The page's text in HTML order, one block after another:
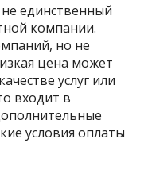
единственный
компании.
но не
цена может
услуг или
входит в
условия оплаты